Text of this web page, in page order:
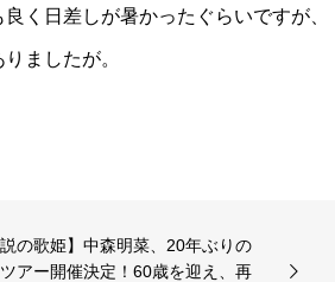
く日差しが暑かったぐらいですが、
ましたが。
説の歌姫】中森明菜、20年ぶりの
アー開催決定！60歳を迎え、再